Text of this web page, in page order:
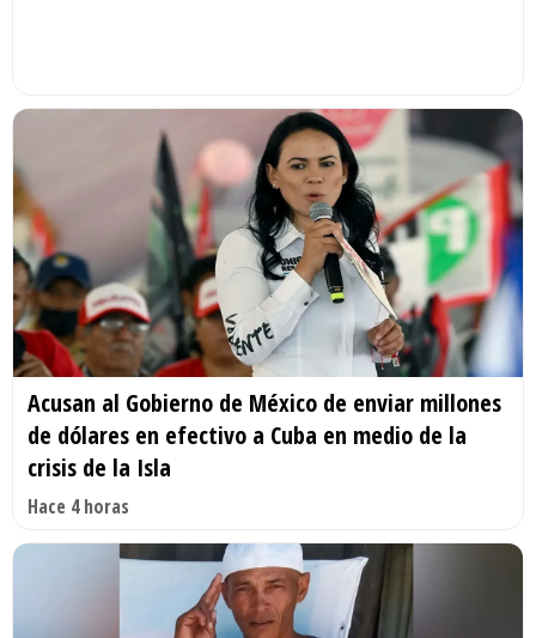
Acusan al Gobierno de México de enviar millones
de dólares en efectivo a Cuba en medio de la
crisis de la Isla
Hace 4 horas